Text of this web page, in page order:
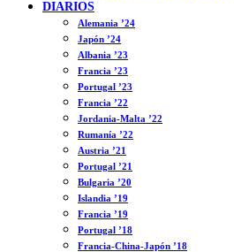
DIARIOS
Alemania ’24
Japón ’24
Albania ’23
Francia ’23
Portugal ’23
Francia ’22
Jordania-Malta ’22
Rumanía ’22
Austria ’21
Portugal ’21
Bulgaria ’20
Islandia ’19
Francia ’19
Portugal ’18
Francia-China-Japón ’18